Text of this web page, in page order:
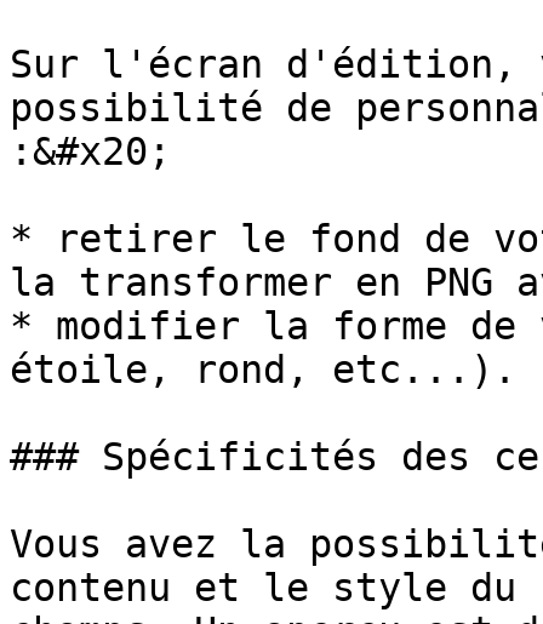
Sur l'écran d'édition,
possibilité de
:&#x20;
* retirer le fond de
la transformer en PNG
* modifier la forme de
étoile, rond, etc...).
### Spécificités des
Vous avez la
contenu et le style